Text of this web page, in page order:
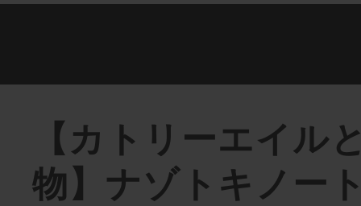
【カトリーエイル
物】ナゾトキノー